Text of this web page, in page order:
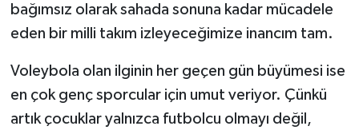
bağımsız olarak sahada sonuna kadar mücadele
eden bir milli takım izleyeceğimize inancım tam.
Voleybola olan ilginin her geçen gün büyümesi ise
en çok genç sporcular için umut veriyor. Çünkü
artık çocuklar yalnızca futbolcu olmayı değil,